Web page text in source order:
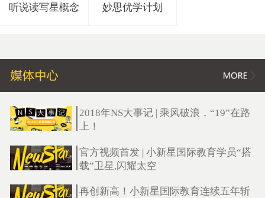
听说读写星概念 妙思优学计划
2018年NS大事记 | 乘风破浪，“19”在路
上！
官方视频首发 | 小新星国际教育学员“搭
载”卫星,闪耀太空
再创新高！小新星国际教育连续五年斩